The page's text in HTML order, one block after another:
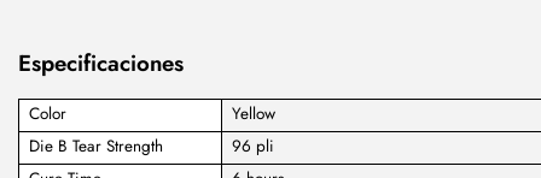
Especificaciones
Color
Yellow
Die B Tear Strength
96 pli